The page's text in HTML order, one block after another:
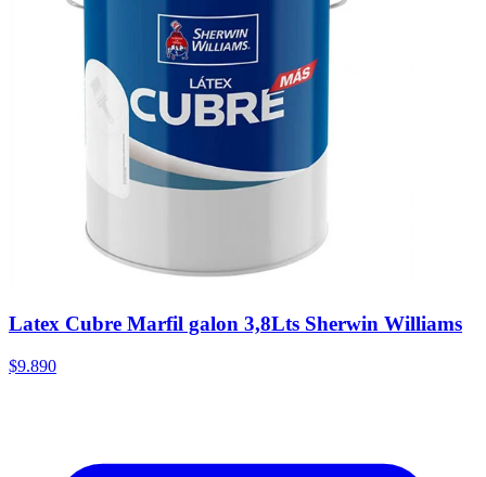
Latex Cubre Marfil galon 3,8Lts Sherwin Williams
$9.890